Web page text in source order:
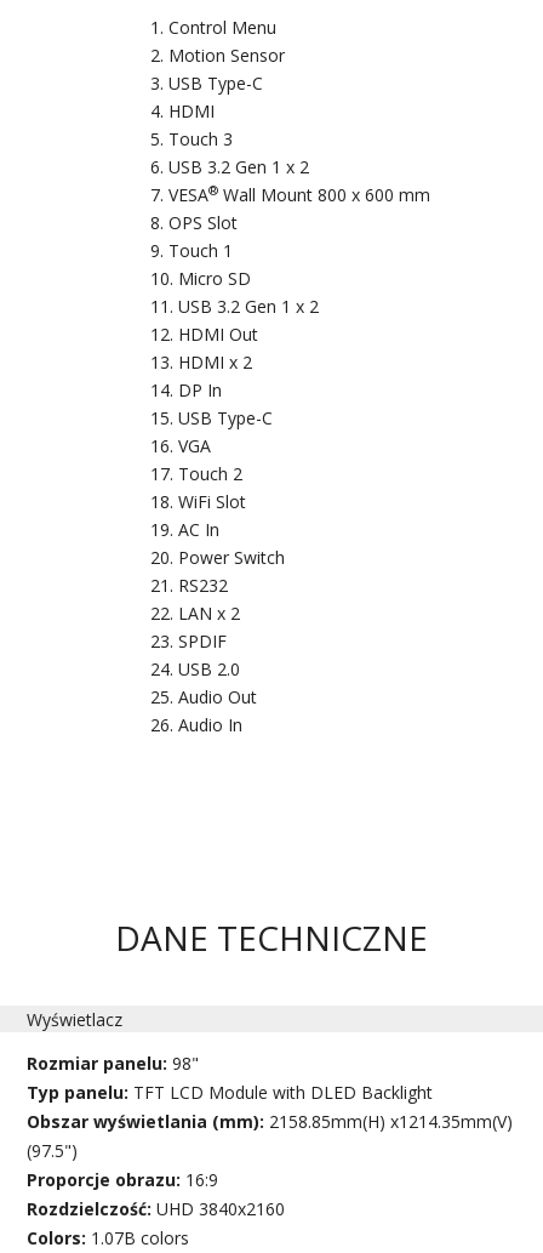
Control Menu
Motion Sensor
USB Type-C
HDMI
Touch 3
USB 3.2 Gen 1 x 2
VESA®Wall Mount 800 x 600 mm
OPS Slot
Touch 1
Micro SD
USB 3.2 Gen 1 x 2
HDMI Out
HDMI x 2
DP In
USB Type-C
VGA
Touch 2
WiFi Slot
AC In
Power Switch
RS232
LAN x 2
SPDIF
USB 2.0
Audio Out
Audio In
DANE TECHNICZNE
Wyświetlacz
Rozmiar panelu:98"
Typ panelu: TFT LCD Module with DLED Backlight
Obszar wyświetlania (mm): 2158.85mm(H) x1214.35mm(V)
(97.5")
Proporcje obrazu: 16:9
Rozdzielczość:UHD 3840x2160
Colors: 1.07B colors